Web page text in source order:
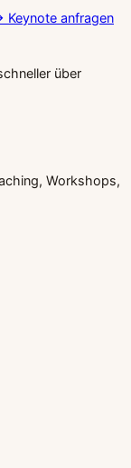
Keynote anfragen
über
Workshops,